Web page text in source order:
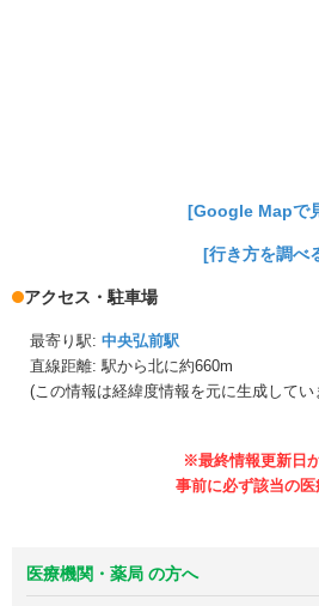
[Google Mapで
[行き方を調べ
アクセス・駐車場
最寄り駅: 中央弘前駅
直線距離: 駅から北に約660m
(この情報は経緯度情報を元に生成してい
医療機関・薬局 の方へ